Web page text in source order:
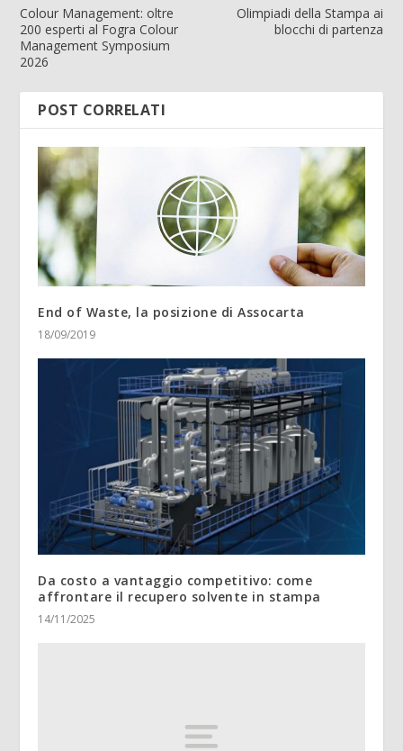
Colour Management: oltre
200 esperti al Fogra Colour
Management Symposium
2026
Olimpiadi della Stampa ai
blocchi di partenza
POST CORRELATI
End of Waste, la posizione di Assocarta
18/09/2019
Da costo a vantaggio competitivo: come
affrontare il recupero solvente in stampa
14/11/2025